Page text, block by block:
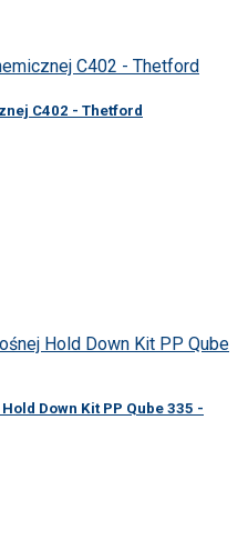
C402 - Thetford
Down Kit PP Qube 335 -